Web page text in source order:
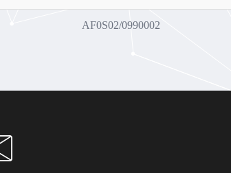
AF0S02/0990002